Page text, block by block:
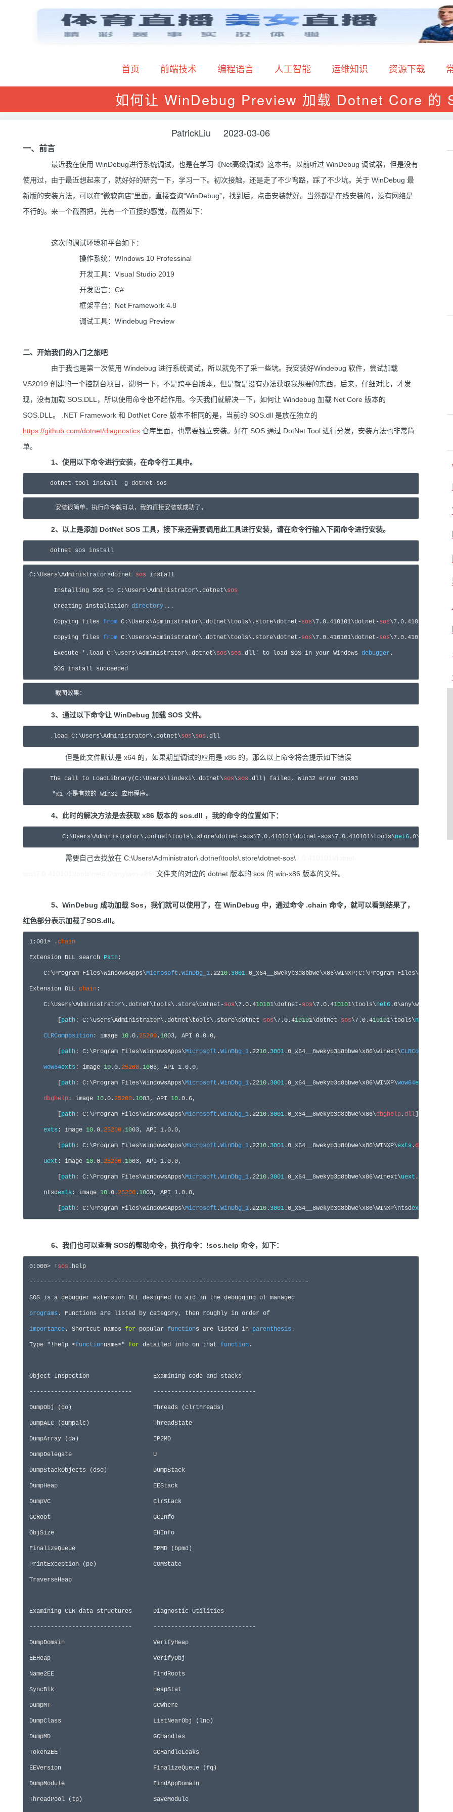
首页 前端技术 编程语言 人工智能 运维知识 资源下载
如何让 WinDebug Preview 加载 Dotnet Core 的
PatrickLiu 2023-03-06
一、前言
最近我在使用 WinDebug进行系统调试，也是在学习《Net高级调试》这本书。以前听过 WinDebug 调试器，但是没有
使用过，由于最近想起来了，就好好的研究一下，学习一下。初次接触，还是走了不少弯路，踩了不少坑。关于 WinDebug 最
新版的安装方法，可以在“微软商店”里面，直接查询“WinDebug”，找到后，点击安装就好。当然都是在线安装的，没有网络是
不行的。来一个截图把，先有一个直接的感觉，截图如下：
这次的调试环境和平台如下：
操作系统：WIndows 10 Professinal
开发工具：Visual Studio 2019
开发语言：C#
框架平台：Net Framework 4.8
调试工具：Windebug Preview
二、开始我们的入门之旅吧
由于我也是第一次使用 Windebug 进行系统调试，所以就免不了采一些坑。我安装好Windebug 软件，尝试加载
VS2019 创建的一个控制台项目，说明一下，不是跨平台版本，但是就是没有办法获取我想要的东西，后来，仔细对比，才发
现，没有加载 SOS.DLL，所以使用命令也不起作用。今天我们就解决一下，如何让 Windebug 加载 Net Core 版本的
SOS.DLL。 .NET Framework 和 DotNet Core 版本不相同的是，当前的 SOS.dll 是放在独立的
https://github.com/dotnet/diagnostics 仓库里面，也需要独立安装。好在 SOS 通过 DotNet Tool 进行分发，安装方法也非常简
单。
1、使用以下命令进行安装，在命令行工具中。
dotnet tool install -g dotnet-sos
安装很简单，执行命令就可以，我的直接安装就成功了，
2、以上是添加 DotNet SOS 工具，接下来还需要调用此工具进行安装，请在命令行输入下面命令进行安装。
dotnet sos install
C:\Users\Administrator>dotnet sos install
Installing SOS to C:\Users\Administrator\.dotnet\sos
Creating installation directory ...
Copying files from C:\Users\Administrator\.dotnet\tools\.store\dotnet-sos\7.0 .410101\dotnet-sos\7.0 .410101
Copying files from C:\Users\Administrator\.dotnet\tools\.store\dotnet-sos\7.0 .410101\dotnet-sos\7.0 .410101
Execute ' .load C:\Users\Administrator\.dotnet\sos\sos .dll ' to load SOS in your Windows debugger .
SOS install succeeded
截图效果：
3、通过以下命令让 WinDebug 加载 SOS 文件。
.load C:\Users\Administrator\.dotnet\sos\sos .dll
但是此文件默认是 x64 的，如果期望调试的应用是 x86 的，那么以上命令将会提示如下错误
The call to LoadLibrary(C:\Users\lindexi\.dotnet\sos\sos .dll) failed, Win32 error 0n193
"%1 不是有效的 Win32 应用程序。
4、此时的解决方法是去获取 x86 版本的 sos.dll ，我的命令的位置如下：
C:\Users\Administrator\.dotnet\tools\.store\dotnet-sos\7.0 .410101\dotnet-sos\7.0 .410101\tools\net6 .0\any\win-
需要自己去找放在 C:\Users\Administrator\.dotnet\tools\.store\dotnet-sos\
文件夹的对应的 dotnet 版本的 sos 的 win-x86 版本的文件。
5、WinDebug 成功加载 Sos，我们就可以使用了，在 WinDebug 中，通过命令 .chain 命令，就可以看到结果了，
红色部分表示加载了SOS.dll。
1 :001> .chain
Extension DLL search Path
     C:\Program Files\WindowsApps\
Microsoft .WinDbg_1 . 2210 . 3001 .0_x64__8wekyb3d8bbwe\x86\WINXP;C:\Program
Extension DLL chain
C:\Users\Administrator\.dotnet\tools\.store\dotnet-sos\7.0.410101\dotnet-sos\7.0.410101\tools\net6 .0\any\win-x86\
path : C:\Users\Administrator\.dotnet\tools\.store\dotnet-sos\7.0.410101\dotnet-sos\7.0.410101\tools\net6
CLRComposition : image 10 .0 . 25200 . 1003, API 0.0 .0
path : C:\Program Files\WindowsApps\Microsoft .WinDbg_1 . 2210 . 3001 .0_x64__8wekyb3d8bbwe\x86\winext\CLRComposition
wow64exts : image 10 .0 . 25200 . 1003, API 1.0 .0
path : C:\Program Files\WindowsApps\Microsoft .WinDbg_1 . 2210 . 3001 .0_x64__8wekyb3d8bbwe\x86\WINXP\wow64exts
dbghelp : image 10 .0 . 25200 . 1003, API 10 .0 . 6
path : C:\Program Files\WindowsApps\Microsoft .WinDbg_1 . 2210 . 3001 .0_x64__8wekyb3d8bbwe\x86\dbghelp .dll
exts : image 10 .0 . 25200 . 1003, API 1.0 .0
path : C:\Program Files\WindowsApps\Microsoft .WinDbg_1 . 2210 . 3001 .0_x64__8wekyb3d8bbwe\x86\WINXP\exts .dll
uext : image 10 .0 . 25200 . 1003, API 1.0 .0
path : C:\Program Files\WindowsApps\Microsoft .WinDbg_1 . 2210 . 3001 .0_x64__8wekyb3d8bbwe\x86\winext\uext .
     ntsd
exts : image 10 .0 . 25200 . 1003, API 1.0 .0
path : C:\Program Files\WindowsApps\Microsoft .WinDbg_1 . 2210 . 3001 .0_x64__8wekyb3d8bbwe\x86\WINXP\ntsdexts
6、我们也可以查看 SOS的帮助命令，执行命令：!sos.help 命令，如下：
0 :000> ! sos
-------------------------------------------------------------------------------
SOS is a debugger extension DLL designed to aid in
programs . Functions are listed by category, then roughly in
importance . Shortcut names for popular functions are listed in parenthesis
Type " !help <functionname>" for detailed info on that function
-----------------------------      -----------------------------
DumpObj (do
-----------------------------      -----------------------------